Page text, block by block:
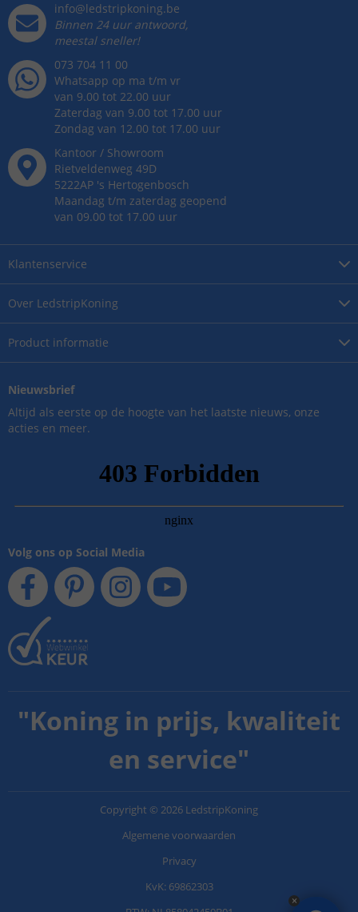
Over LedstripKoning
Product informatie
Klantenservice
info@ledstripkoning.be
Binnen 24 uur antwoord,
meestal sneller!
073 704 11 00
Whatsapp op ma t/m vr
van 9.00 tot 22.00 uur
Zaterdag van 9.00 tot 17.00 uur
Zondag van 12.00 tot 17.00 uur
Kantoor / Showroom
Rietveldenweg 49D
5222AP 's Hertogenbosch
Maandag t/m zaterdag geopend
van 09.00 tot 17.00 uur
Nieuwsbrief
Altijd als eerste op de hoogte van het laatste nieuws, onze
acties en meer.
Volg ons op Social Media
"Koning in prijs, kwaliteit
en service"
Copyright © 2026 LedstripKoning
Algemene voorwaarden
Privacy
KvK: 69862303